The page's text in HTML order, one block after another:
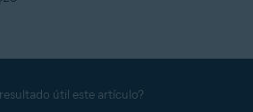
útil este artículo?